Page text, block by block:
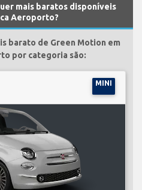
mais baratos disponíveis
Aeroporto?
barato de Green Motion em
por categoria são:
MINI